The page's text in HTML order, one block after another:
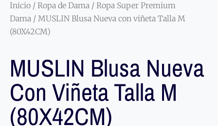
Inicio / Ropa de Dama / Ropa Super Premium
Dama / MUSLIN Blusa Nueva con viñeta Talla M
(80X42CM)
MUSLIN Blusa Nueva
Con Viñeta Talla M
(80X42CM)